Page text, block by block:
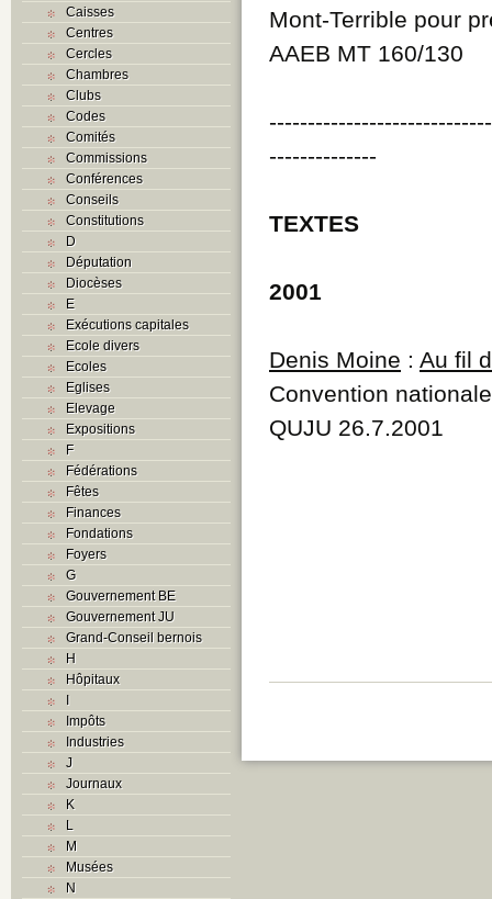
Caisses
Centres
Cercles
Chambres
Clubs
Codes
Comités
Commissions
Conférences
Conseils
Constitutions
D
Députation
Diocèses
E
Exécutions capitales
Ecole divers
Ecoles
Eglises
Elevage
Expositions
F
Fédérations
Fêtes
Finances
Fondations
Foyers
G
Gouvernement BE
Gouvernement JU
Grand-Conseil bernois
H
Hôpitaux
I
Impôts
Industries
J
Journaux
K
L
M
Musées
N
Mont-Terrible pour
AAEB MT 160/130
--------------
TEXTES
2001
Denis Moine : Au fil
Convention
QUJU 26.7.2001